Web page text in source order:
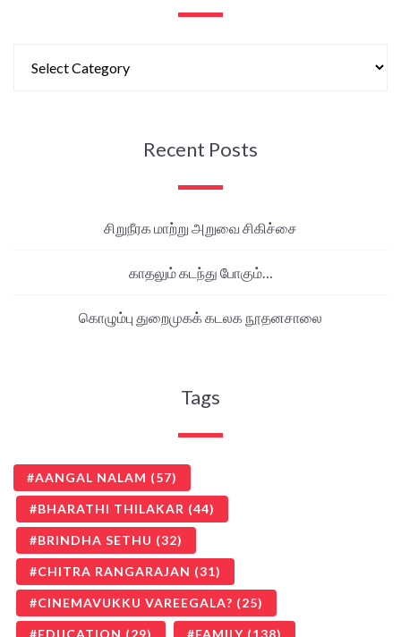
Recent Posts
சிறுநீரக மாற்று அறுவை சிகிச்சை
காதலும் கடந்து போகும்…
கொழும்பு துறைமுகக் கடலக நூதனசாலை
Tags
AANGAL NALAM (57)
BHARATHI THILAKAR (44)
BRINDHA SETHU (32)
CHITRA RANGARAJAN (31)
CINEMAVUKKU VAREEGALA? (25)
EDUCATION (29) FAMILY (138)